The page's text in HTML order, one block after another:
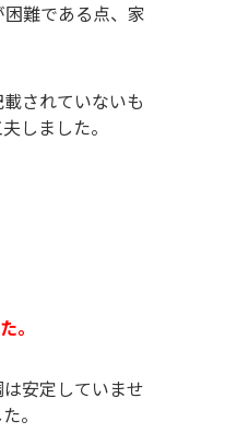
難である点、家
されていないも
しました。
。
安定していませ
。